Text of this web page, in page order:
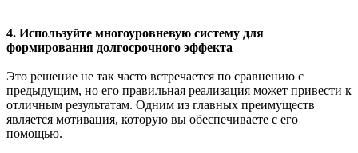
4. Используйте многоуровневую систему для
формирования долгосрочного эффекта
Это решение не так часто встречается по сравнению с
предыдущим, но его правильная реализация может привести к
отличным результатам. Одним из главных преимуществ
является мотивация, которую вы обеспечиваете с его
помощью.